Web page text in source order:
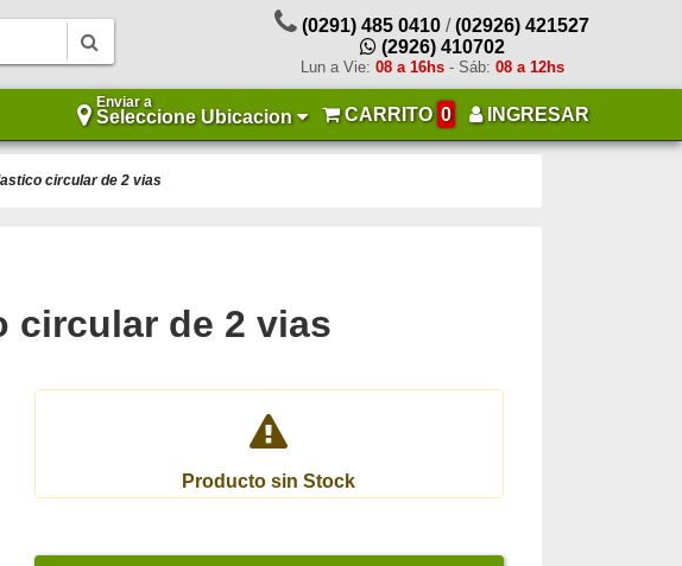
(0291) 485 0410 /(02926) 421527
(2926) 410702
Lun a Vie: 08 a 16hs- Sáb: 08 a 12hs
Enviar a
Seleccione Ubicacion CARRITO 0 INGRESAR
circular de 2 vias
circular de 2 vias
Producto sin Stock